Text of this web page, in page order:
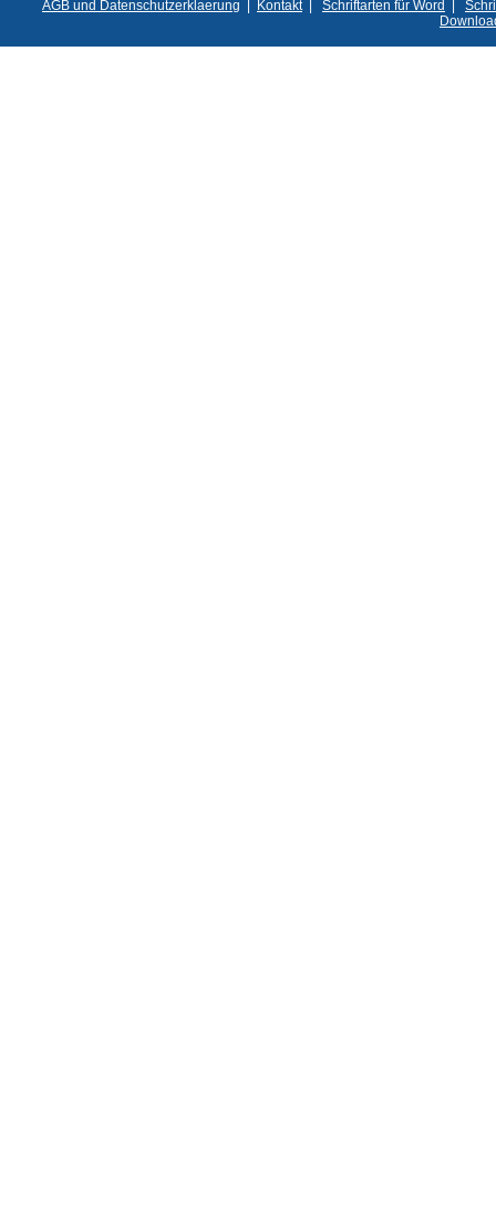
AGB und Datenschutzerklaerung Kontakt| Schriftarten für Word